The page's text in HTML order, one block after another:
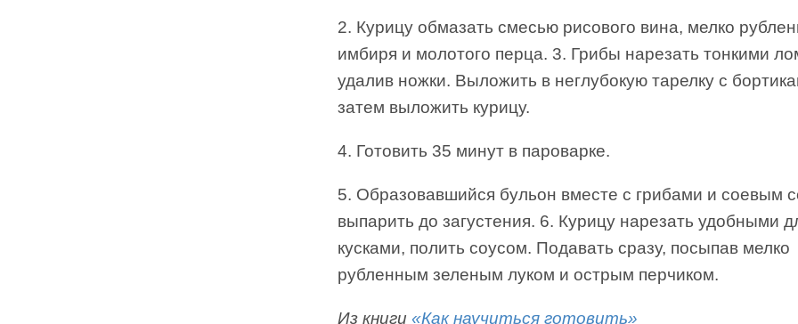
2. Курицу обмазать смесью рисового вина, мелко
имбиря и молотого перца. 3. Грибы нарезать тонкими
удалив ножки. Выложить в неглубокую тарелку с
затем выложить курицу.
4. Готовить 35 минут в пароварке.
5. Образовавшийся бульон вместе с грибами и соевым
выпарить до загустения. 6. Курицу нарезать удобными
кусками, полить соусом. Подавать сразу, посыпав мелко
рубленным зеленым луком и острым перчиком.
Из книги «Как научиться готовить»